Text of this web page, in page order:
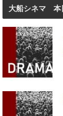
大船シネマ 本